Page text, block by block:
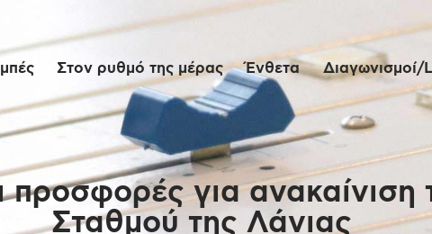
Στον ρυθμό της μέρας Ένθετα Διαγωνισμοί/
για ανακαίνιση
Σταθμού της Λάνιας
Αρχική
Εκπομπές
Στον ρυθμό της
μέρας
Ένθετα